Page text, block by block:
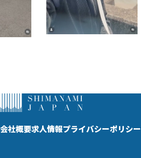
会社概要求人情報プライバシーポリシー